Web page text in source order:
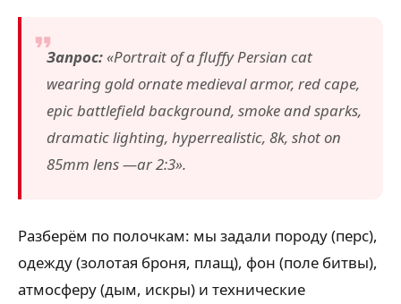
Запрос:«Portrait of a fluffy Persian cat
wearing gold ornate medieval armor, red cape,
epic battlefield background, smoke and sparks,
dramatic lighting, hyperrealistic, 8k, shot on
85mm lens —ar 2:3».
Разберём по полочкам: мы задали породу (перс),
одежду (золотая броня, плащ), фон (поле битвы),
атмосферу (дым, искры) и технические